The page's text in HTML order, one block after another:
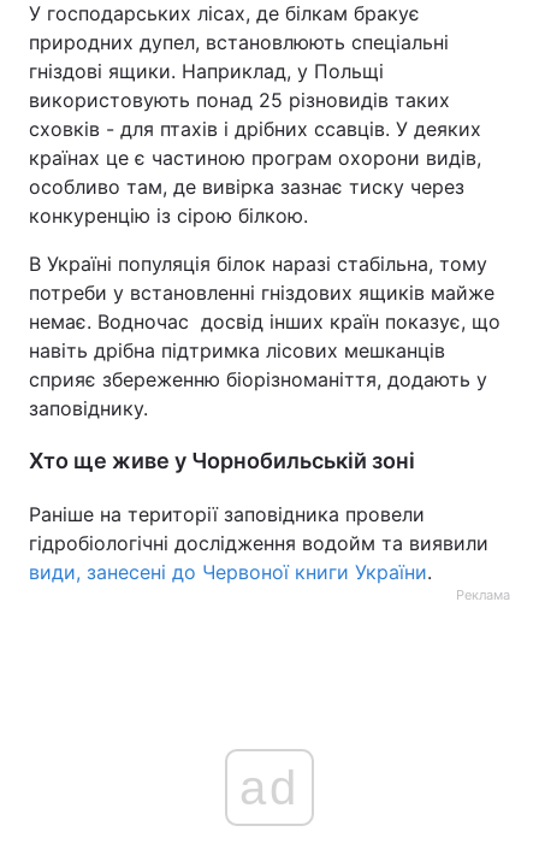
У господарських лісах, де білкам бракує
природних дупел, встановлюють спеціальні
гніздові ящики. Наприклад, у Польщі
використовують понад 25 різновидів таких
сховків - для птахів і дрібних ссавців. У деяких
країнах це є частиною програм охорони видів,
особливо там, де вивірка зазнає тиску через
конкуренцію із сірою білкою.
В Україні популяція білок наразі стабільна, тому
потреби у встановленні гніздових ящиків майже
немає. Водночас досвід інших країн показує, що
навіть дрібна підтримка лісових мешканців
сприяє збереженню біорізноманіття, додають у
заповіднику.
Хто ще живе у Чорнобильській зоні
Раніше на території заповідника провели
гідробіологічні дослідження водойм та виявили
види, занесені до Червоної книги України.
Реклама
ad